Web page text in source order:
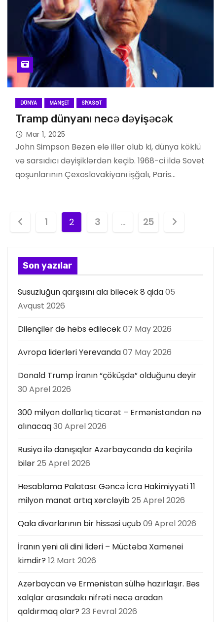
DÜNYA MANŞET SIYASƏT
Tramp dünyanı necə dəyişəcək
Mar 1, 2025
John Simpson Bəzən elə illər olub ki, dünya köklü
və sarsıdıcı dəyişiklərdən keçib. 1968-ci ildə Sovet
qoşunlarının Çexoslovakiyanı işğalı, Paris…
1 2 3 … 25
Son yazılar
Susuzluğun qarşısını ala biləcək 8 qida05
Avqust 2026
Dilənçilər də həbs ediləcək07 May 2026
Avropa liderləri Yerevanda07 May 2026
Donald Trump İranın “çöküşdə” olduğunu deyir
30 Aprel 2026
300 milyon dollarlıq ticarət – Ermənistandan nə
alınacaq30 Aprel 2026
Rusiya ilə danışıqlar Azərbaycanda da keçirilə
bilər25 Aprel 2026
Hesablama Palatası: Gəncə İcra Hakimiyyəti 11
milyon manat artıq xərcləyib25 Aprel 2026
Qala divarlarının bir hissəsi uçub09 Aprel 2026
İranın yeni ali dini lideri – Müctəba Xamenei
kimdir? 12 Mart 2026
Azərbaycan və Ermənistan sülhə hazırlaşır. Bəs
xalqlar arasındakı nifrəti necə aradan
qaldırmaq olar? 23 Fevral 2026